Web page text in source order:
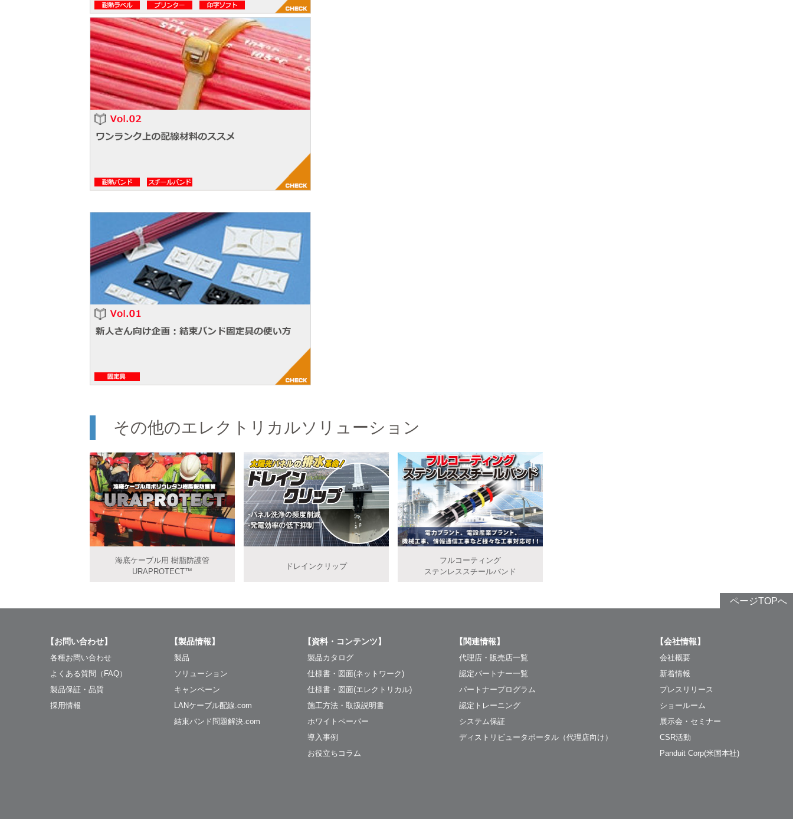
その他のエレクトリカルソリューション
海底ケーブル用 樹脂防護管
URAPROTECT™️
ドレインクリップ
フルコーティング
ステンレススチールバンド
ページTOPへ
【お問い合わせ】
各種お問い合わせ
よくある質問（FAQ）
製品保証・品質
採用情報
【製品情報】
製品
ソリューション
キャンペーン
LANケーブル配線.com
結束バンド問題解決.com
【資料・コンテンツ】
製品カタログ
仕様書・図面(ネットワーク)
仕様書・図面(エレクトリカル)
施工方法・取扱説明書
ホワイトペーパー
導入事例
お役立ちコラム
【関連情報】
代理店・販売店一覧
認定パートナー一覧
パートナープログラム
認定トレーニング
システム保証
ディストリビュータポータル（代理店向け）
【会社情報】
会社概要
新着情報
プレスリリース
ショールーム
展示会・セミナー
CSR活動
Panduit Corp(米国本社)